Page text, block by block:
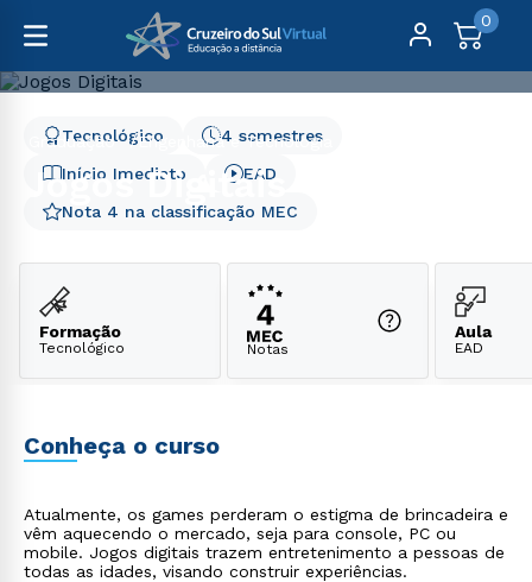
0
Graduação Engenharia e Tecnologia
Jogos Digitais
Início Imediato
Nota 4 na classificação MEC
4 semestres
Tecnológico
EAD
Formação
Tecnológico Notas
Aula
EAD
Conheça o curso
Atualmente, os games perderam o estigma de brincadeira e
vêm aquecendo o mercado, seja para console, PC ou
mobile. Jogos digitais trazem entretenimento a pessoas de
todas as idades, visando construir experiências.